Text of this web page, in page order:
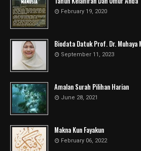
February 19, 2020
Biodata Datuk Prof. Dr. Muhaya
September 11, 2023
Amalan Surah Pilihan Harian
June 28, 2021
Makna Kun Fayakun
February 06, 2022